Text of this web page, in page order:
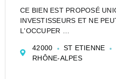
CE BIEN EST PROPOSÉ
INVESTISSEURS ET NE
L'OCCUPER
DE TYPE STUDIO DE 15 M²
JARDINS D'ARCADIE ST ETIENNE - LES JARDINS
42000 ST ETIENNE
RHÔNE-ALPES